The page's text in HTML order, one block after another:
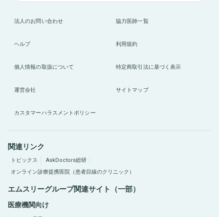
法人のお問い合わせ 協力医師一覧
ヘルプ 利用規約
個人情報の取扱について 特定商取引法に基づく表示
運営会社 サイトマップ
カスタマーハラスメントポリシー
関連リンク
トピックス
AskDoctors総研
オンライン診療提携医院（患者目線のクリニック）
エムスリーグループ関連サイト（一部）
医療機関向け